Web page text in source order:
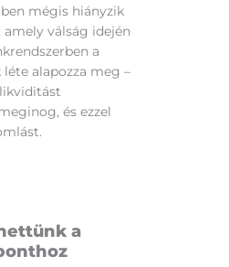
mégis hiányzik
válság idején
a
alapozza meg –
és ezzel
a